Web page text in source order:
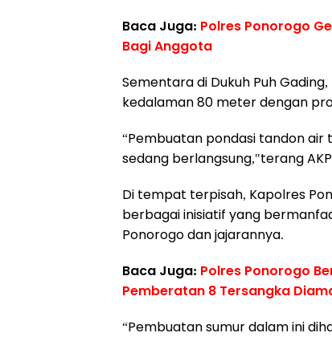
Baca Juga: Polres Ponorogo
Bagi Anggota
Sementara di Dukuh Puh
kedalaman 80 meter dengan
“Pembuatan pondasi tandon
sedang berlangsung,"terang
Di tempat terpisah, Kapolres
berbagai inisiatif yang
Ponorogo dan jajarannya.
Baca Juga: Polres Ponorogo
Pemberatan 8 Tersangka
“Pembuatan sumur dalam ini